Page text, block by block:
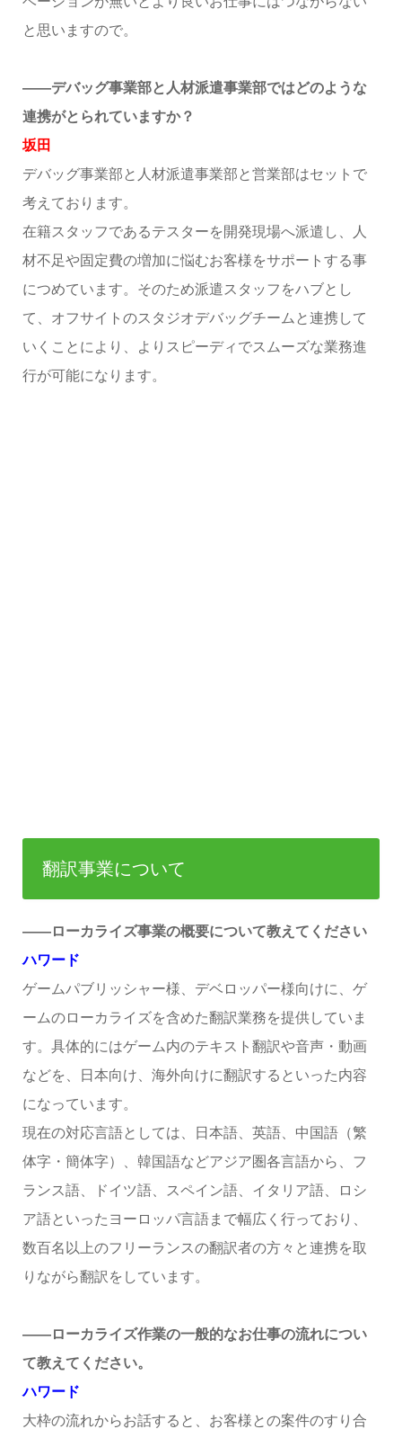
と思いますので。
――デバッグ事業部と人材派遣事業部ではどのような
連携がとられていますか？
坂田
デバッグ事業部と人材派遣事業部と営業部はセットで
考えております。
在籍スタッフであるテスターを開発現場へ派遣し、人
材不足や固定費の増加に悩むお客様をサポートする事
につめています。そのため派遣スタッフをハブとし
て、オフサイトのスタジオデバッグチームと連携して
いくことにより、よりスピーディでスムーズな業務進
行が可能になります。
翻訳事業について
――ローカライズ事業の概要について教えてください
ハワード
ゲームパブリッシャー様、デベロッパー様向けに、ゲ
ームのローカライズを含めた翻訳業務を提供していま
す。具体的にはゲーム内のテキスト翻訳や音声・動画
などを、日本向け、海外向けに翻訳するといった内容
になっています。
現在の対応言語としては、日本語、英語、中国語（繁
体字・簡体字）、韓国語などアジア圏各言語から、フ
ランス語、ドイツ語、スペイン語、イタリア語、ロシ
ア語といったヨーロッパ言語まで幅広く行っており、
数百名以上のフリーランスの翻訳者の方々と連携を取
りながら翻訳をしています。
――ローカライズ作業の一般的なお仕事の流れについ
て教えてください。
ハワード
大枠の流れからお話すると、お客様との案件のすり合